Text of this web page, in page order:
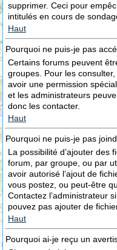
supprimer. Ceci pour
intitulés en cours de
Haut
Pourquoi ne puis-je pas
Certains forums peuvent
groupes. Pour les
avoir une permission
et les administrateurs
donc les contacter.
Haut
Pourquoi ne puis-je pas
La possibilité d’ajouter des
forum, par groupe, ou par
avoir autorisé l’ajout de
vous postez, ou peut-être
Contactez l’administrateur
pouvez pas ajouter de
Haut
Pourquoi ai-je reçu un